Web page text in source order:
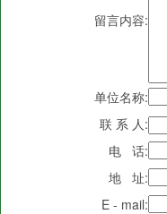
留言内容:
单位名称:
联 系 人:
电 话:
地 址:
E - mail: